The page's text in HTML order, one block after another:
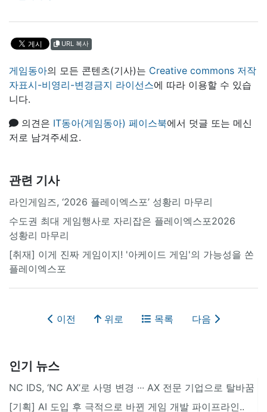
URL 복사
게임동아의 모든 콘텐츠(기사)는 Creative commons 저작
자표시-비영리-변경금지 라이선스에 따라 이용할 수 있습
니다.
의견은 IT동아(게임동아) 페이스북에서 덧글 또는 메신
저로 남겨주세요.
관련 기사
라인게임즈, ‘2026 플레이엑스포’ 성황리 마무리
수도권 최대 게임행사로 자리잡은 플레이엑스포2026
성황리 마무리
[취재] 이게 진짜 게임이지! '아케이드 게임'의 가능성을 쏜
플레이엑스포
이전 위로 목록 다음
인기 뉴스
NC IDS, ‘NC AX’로 사명 변경 ∙∙∙ AX 전문 기업으로 탈바꿈
[기획] AI 도입 후 극적으로 바뀐 게임 개발 파이프라인..